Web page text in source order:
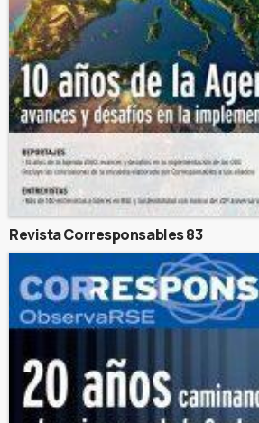
Revista Corresponsables 83